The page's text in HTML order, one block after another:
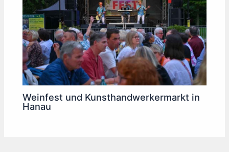
Weinfest und Kunsthandwerkermarkt in
Hanau